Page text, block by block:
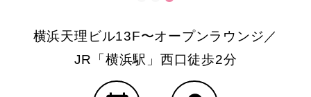
横浜天理ビル13F〜オープンラウンジ／
JR「横浜駅」西口徒歩2分